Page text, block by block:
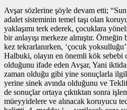
Avşar sözlerine şöyle devam etti;
adalet sisteminin temel taşı olan
yaklaşımı terk ederek, çocuklara
bir anlayışı merkeze almıştır. Örneğin
kez tekrarlanırken, ‘çocuk
Halbuki, olayın en önemli kök sebebi
olduğunu ifade eden Avşar, Yani
zaman olduğu gibi yine sonuçlarla
yerine sinek avında olduğunu ve
de sonuçlar ortaya çıktıktan sonra
müeyyidelere ve alınacak koruyucu